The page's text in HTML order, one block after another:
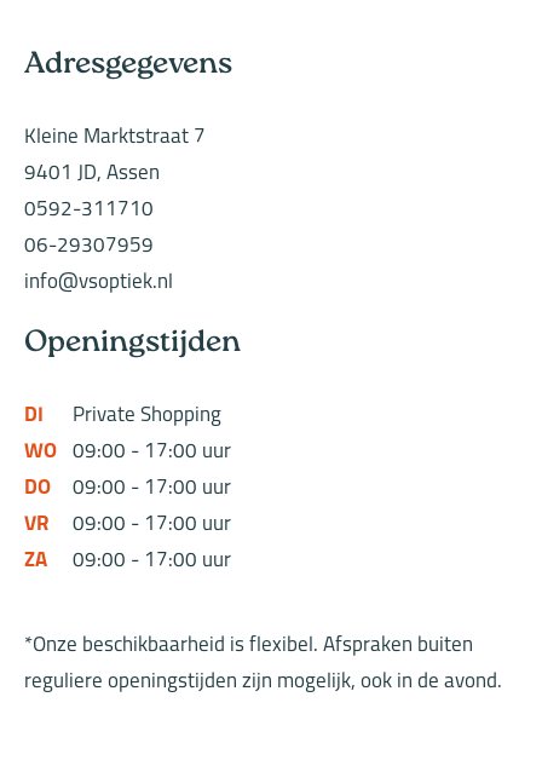
Adresgegevens
Kleine Marktstraat 7
9401 JD, Assen
0592-311710
06-29307959
info@vsoptiek.nl
Openingstijden
DI
Private Shopping
WO
09:00 - 17:00 uur
DO
09:00 - 17:00 uur
VR
09:00 - 17:00 uur
ZA
09:00 - 17:00 uur
*Onze beschikbaarheid is flexibel. Afspraken buiten
reguliere openingstijden zijn mogelijk, ook in de avond.